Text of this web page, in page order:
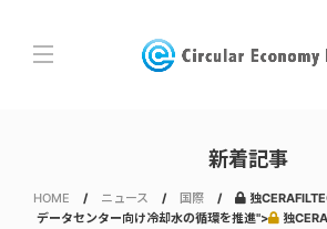
新着記事
HOME ニュース 国際
独
データセンター向け冷却水の循環を推進">
独